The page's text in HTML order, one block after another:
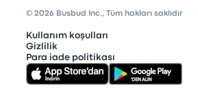
© 2026 Busbud Inc., Tüm hakları saklıdır
Kullanım koşulları
Gizlilik
Para iade politikası